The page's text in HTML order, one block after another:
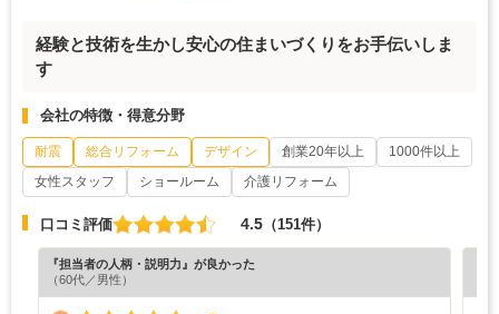
経験と技術を生かし安心の住まいづくりをお手伝いしま
す
会社の特徴・得意分野
耐震 総合リフォーム デザイン 創業20年以上
1000件以上
女性スタッフ
ショールーム 介護リフォーム
口コミ評価 4.5 （151件）
『担当者の人柄・説明力』が良かった
（60代／男性）